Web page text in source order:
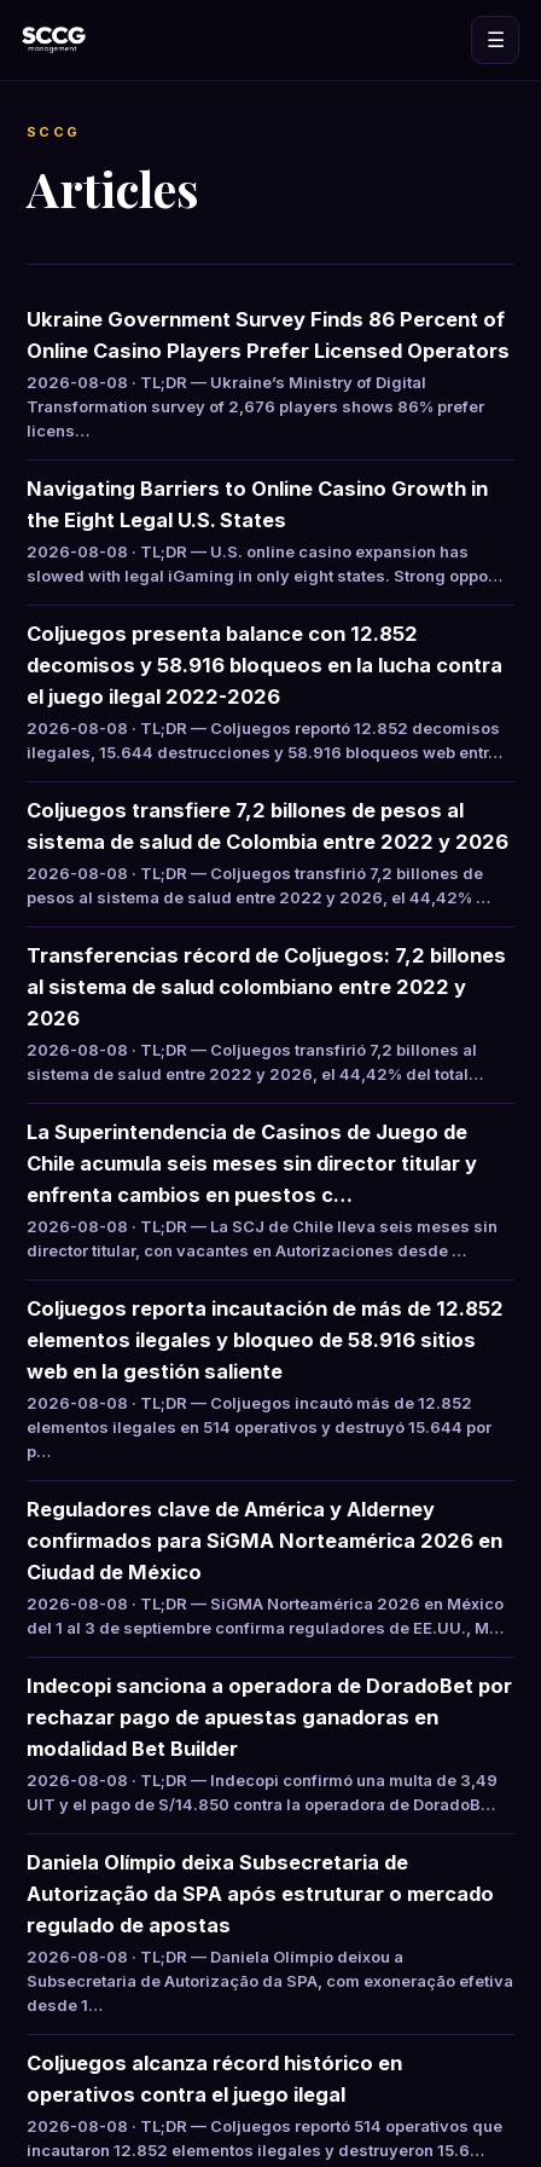
☰
SCCG
Articles
Ukraine Government Survey Finds 86 Percent of
Online Casino Players Prefer Licensed Operators
2026-08-08 · TL;DR — Ukraine’s Ministry of Digital
Transformation survey of 2,676 players shows 86% prefer
licens…
Navigating Barriers to Online Casino Growth in
the Eight Legal U.S. States
2026-08-08 · TL;DR — U.S. online casino expansion has
slowed with legal iGaming in only eight states. Strong oppo…
Coljuegos presenta balance con 12.852
decomisos y 58.916 bloqueos en la lucha contra
el juego ilegal 2022-2026
2026-08-08 · TL;DR — Coljuegos reportó 12.852 decomisos
ilegales, 15.644 destrucciones y 58.916 bloqueos web entr…
Coljuegos transfiere 7,2 billones de pesos al
sistema de salud de Colombia entre 2022 y 2026
2026-08-08 · TL;DR — Coljuegos transfirió 7,2 billones de
pesos al sistema de salud entre 2022 y 2026, el 44,42% …
Transferencias récord de Coljuegos: 7,2 billones
al sistema de salud colombiano entre 2022 y
2026
2026-08-08 · TL;DR — Coljuegos transfirió 7,2 billones al
sistema de salud entre 2022 y 2026, el 44,42% del total…
La Superintendencia de Casinos de Juego de
Chile acumula seis meses sin director titular y
enfrenta cambios en puestos c…
2026-08-08 · TL;DR — La SCJ de Chile lleva seis meses sin
director titular, con vacantes en Autorizaciones desde …
Coljuegos reporta incautación de más de 12.852
elementos ilegales y bloqueo de 58.916 sitios
web en la gestión saliente
2026-08-08 · TL;DR — Coljuegos incautó más de 12.852
elementos ilegales en 514 operativos y destruyó 15.644 por
p…
Reguladores clave de América y Alderney
confirmados para SiGMA Norteamérica 2026 en
Ciudad de México
2026-08-08 · TL;DR — SiGMA Norteamérica 2026 en México
del 1 al 3 de septiembre confirma reguladores de EE.UU., M…
Indecopi sanciona a operadora de DoradoBet por
rechazar pago de apuestas ganadoras en
modalidad Bet Builder
2026-08-08 · TL;DR — Indecopi confirmó una multa de 3,49
UIT y el pago de S/14.850 contra la operadora de DoradoB…
Daniela Olímpio deixa Subsecretaria de
Autorização da SPA após estruturar o mercado
regulado de apostas
2026-08-08 · TL;DR — Daniela Olímpio deixou a
Subsecretaria de Autorização da SPA, com exoneração efetiva
desde 1…
Coljuegos alcanza récord histórico en
operativos contra el juego ilegal
2026-08-08 · TL;DR — Coljuegos reportó 514 operativos que
incautaron 12.852 elementos ilegales y destruyeron 15.6…